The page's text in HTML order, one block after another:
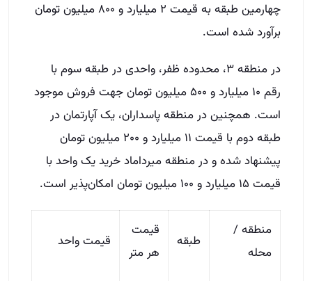
چهارمین طبقه به قیمت ۲ میلیارد و ۸۰۰ میلیون تومان
برآورد شده است.
در منطقه ۳، محدوده ظفر، واحدی در طبقه سوم با
رقم ۱۰ میلیارد و ۵۰۰ میلیون تومان جهت فروش موجود
است. همچنین در منطقه پاسداران، یک آپارتمان در
طبقه دوم با قیمت ۱۱ میلیارد و ۲۰۰ میلیون تومان
پیشنهاد شده و در منطقه میرداماد خرید یک واحد با
قیمت ۱۵ میلیارد و ۱۰۰ میلیون تومان امکان‌پذیر است.
منطقه /
محله
طبقه
قیمت
هر متر
قیمت واحد